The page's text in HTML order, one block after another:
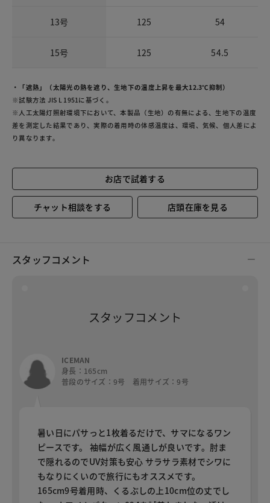
13号 125 54
15号 125 54.5
・「遮熱」（太陽光の熱を遮り、生地下の温度上昇を最大12.3℃抑制）
※試験方法 JIS L 1951に基づく。
※人工太陽灯照射環境下において、本製品（生地）の有無による、生地下の温度
差を測定した結果であり、実際の着用時の体感温度は、環境、気候、個人差によ
り異なります。
お店で試着する
チャット相談をする 店頭在庫を見る
スタッフコメント
スタッフコメント
ICEMAN
身長：165cm
普段のサイズ：9号 着用サイズ：9号
暑い日にパサっと1枚着るだけで、サマになるワン
ピースです。 袖幅が広く風通しが良いです。肘ま
で隠れるのでUV対策も安心 サラサラ素材でシワに
もなりにくいので旅行にもオススメです。
165cm9号着用時、くるぶしの上10cm位の丈でし